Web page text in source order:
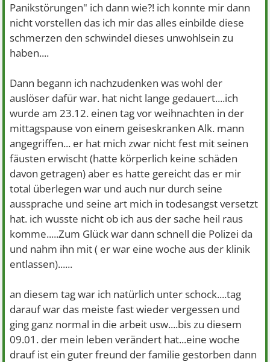
Panikstörungen" ich dann wie?! ich konnte mir dann
nicht vorstellen das ich mir das alles einbilde diese
schmerzen den schwindel dieses unwohlsein zu
haben....
Dann begann ich nachzudenken was wohl der
auslöser dafür war. hat nicht lange gedauert....ich
wurde am 23.12. einen tag vor weihnachten in der
mittagspause von einem geiseskranken Alk. mann
angegriffen... er hat mich zwar nicht fest mit seinen
fäusten erwischt (hatte körperlich keine schäden
davon getragen) aber es hatte gereicht das er mir
total überlegen war und auch nur durch seine
aussprache und seine art mich in todesangst versetzt
hat. ich wusste nicht ob ich aus der sache heil raus
komme.....Zum Glück war dann schnell die Polizei da
und nahm ihn mit ( er war eine woche aus der klinik
entlassen)......
an diesem tag war ich natürlich unter schock....tag
darauf war das meiste fast wieder vergessen und
ging ganz normal in die arbeit usw....bis zu diesem
09.01. der mein leben verändert hat...eine woche
drauf ist ein guter freund der familie gestorben dann